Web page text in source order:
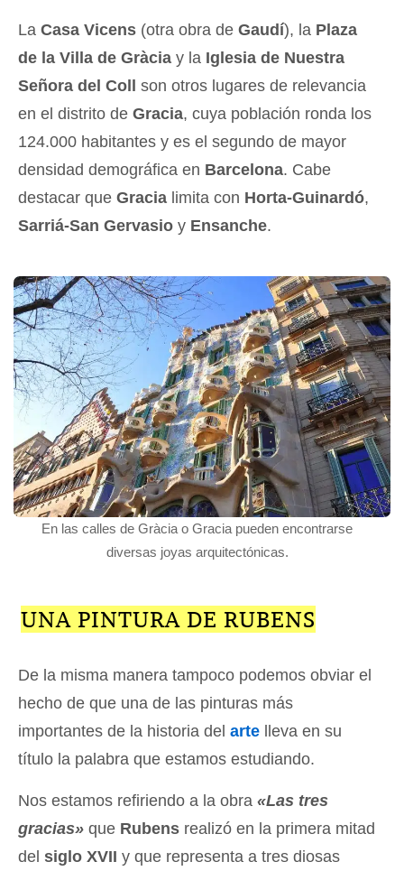
La Casa Vicens (otra obra de Gaudí), la Plaza
de la Villa de Gràcia y la Iglesia de Nuestra
Señora del Coll son otros lugares de relevancia
en el distrito de Gracia, cuya población ronda los
124.000 habitantes y es el segundo de mayor
densidad demográfica en Barcelona. Cabe
destacar que Gracia limita con Horta-Guinardó,
Sarriá-San Gervasio y Ensanche.
En las calles de Gràcia o Gracia pueden encontrarse
diversas joyas arquitectónicas.
UNA PINTURA DE RUBENS
De la misma manera tampoco podemos obviar el
hecho de que una de las pinturas más
importantes de la historia del arte lleva en su
título la palabra que estamos estudiando.
Nos estamos refiriendo a la obra «Las tres
gracias» que Rubens realizó en la primera mitad
del siglo XVII y que representa a tres diosas